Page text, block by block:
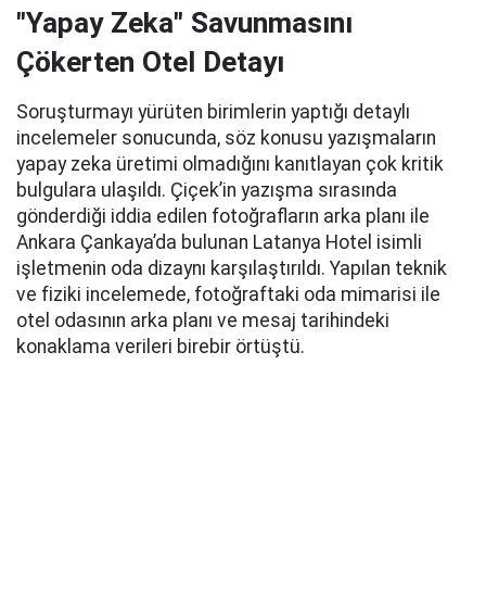
"Yapay Zeka" Savunmasını
Çökerten Otel Detayı
Soruşturmayı yürüten birimlerin yaptığı detaylı
incelemeler sonucunda, söz konusu yazışmaların
yapay zeka üretimi olmadığını kanıtlayan çok kritik
bulgulara ulaşıldı. Çiçek’in yazışma sırasında
gönderdiği iddia edilen fotoğrafların arka planı ile
Ankara Çankaya’da bulunan Latanya Hotel isimli
işletmenin oda dizaynı karşılaştırıldı. Yapılan teknik
ve fiziki incelemede, fotoğraftaki oda mimarisi ile
otel odasının arka planı ve mesaj tarihindeki
konaklama verileri birebir örtüştü.